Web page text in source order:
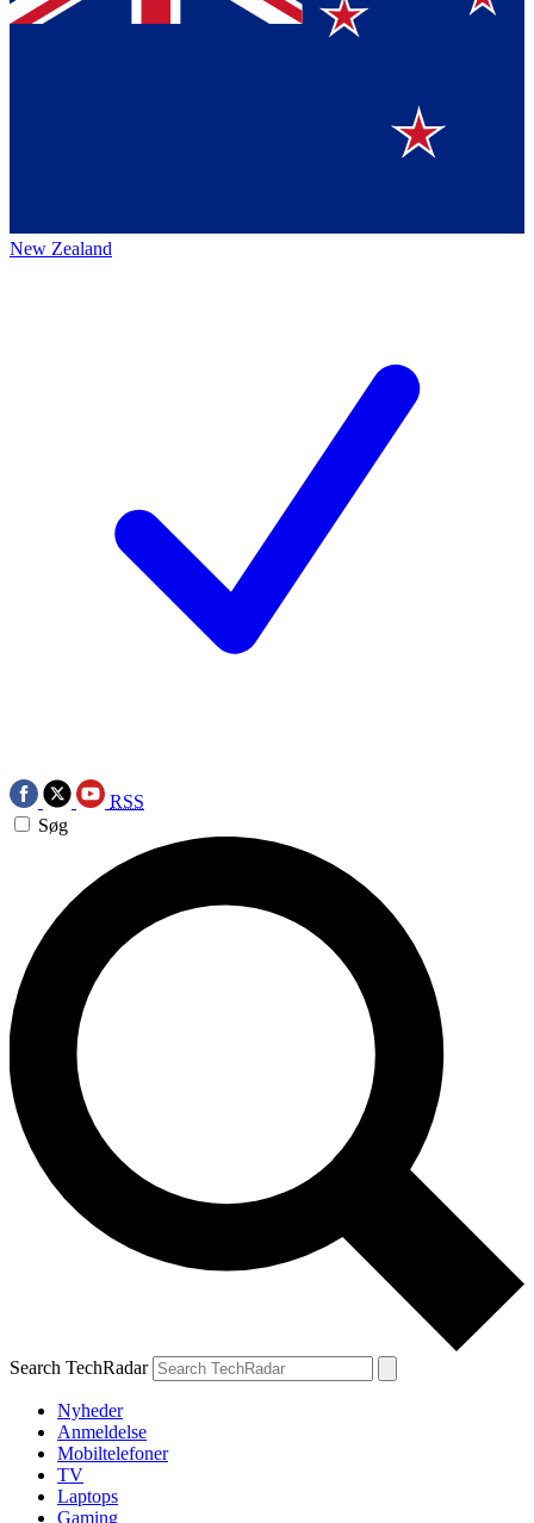
New Zealand
RSS
Søg
Search TechRadar
Nyheder
Anmeldelse
Mobiltelefoner
TV
Laptops
Gaming